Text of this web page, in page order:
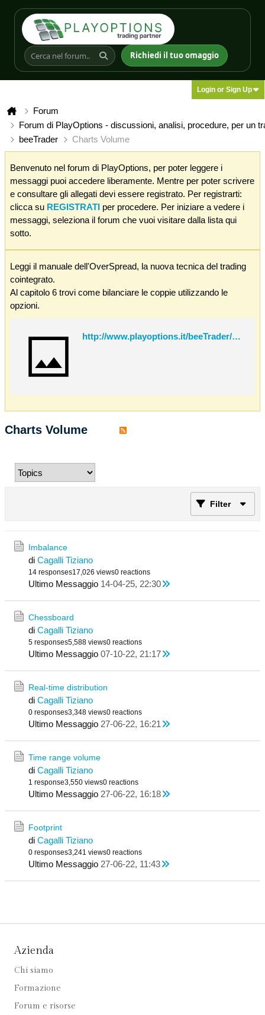
Richiedi il tuo omaggio
Login or Sign Up
Forum
Forum di PlayOptions - discussioni, analisi, procedure, per un
beeTrader
Charts Volume
Benvenuto nel forum di PlayOptions, per poter leggere i
messaggi puoi accedere liberamente. Mentre per poter scrivere
e consultare gli allegati devi essere registrato. Per registrarti:
clicca su REGISTRATI per procedere. Per iniziare a vedere i
messaggi, seleziona il forum che vuoi visitare dalla lista qui
sotto.
Leggi il manuale dell'OverSpread, la nuova tecnica del trading
cointegrato.
Al capitolo 6 trovi come bilanciare le coppie utilizzando le
opzioni.
http://www.playoptions.it/beeTrader/OverSpread.pdf
Charts Volume
Filter
Imbalance
di Cagalli Tiziano
14 responses17,026 views0 reactions
Ultimo Messaggio 14-04-25, 22:30
Chessboard
di Cagalli Tiziano
5 responses5,588 views0 reactions
Ultimo Messaggio 07-10-22, 21:17
Real-time distribution
di Cagalli Tiziano
0 responses3,348 views0 reactions
Ultimo Messaggio 27-06-22, 16:21
Time range volume
di Cagalli Tiziano
1 response3,550 views0 reactions
Ultimo Messaggio 27-06-22, 16:18
Footprint
di Cagalli Tiziano
0 responses3,241 views0 reactions
Ultimo Messaggio 27-06-22, 11:43
Azienda
Chi siamo
Formazione
Forum e risorse